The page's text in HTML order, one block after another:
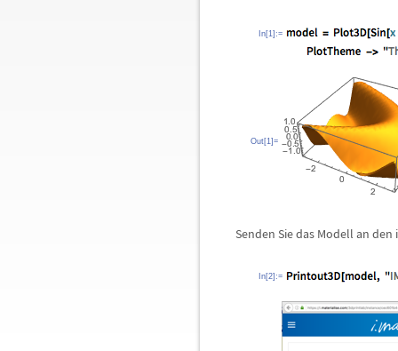
In[1]:=
Out[1]=
Senden Sie das Modell an
In[2]:=